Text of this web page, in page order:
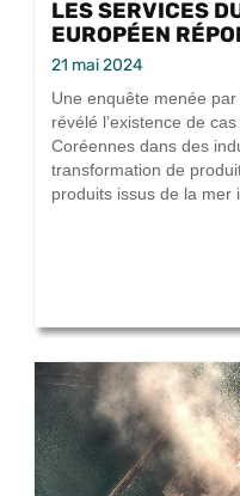
LES SERVICES
EUROPÉEN
21 mai 2024
Une enquête menée
révélé l’existence de
Coréennes dans des
transformation de
produits issus de la mer